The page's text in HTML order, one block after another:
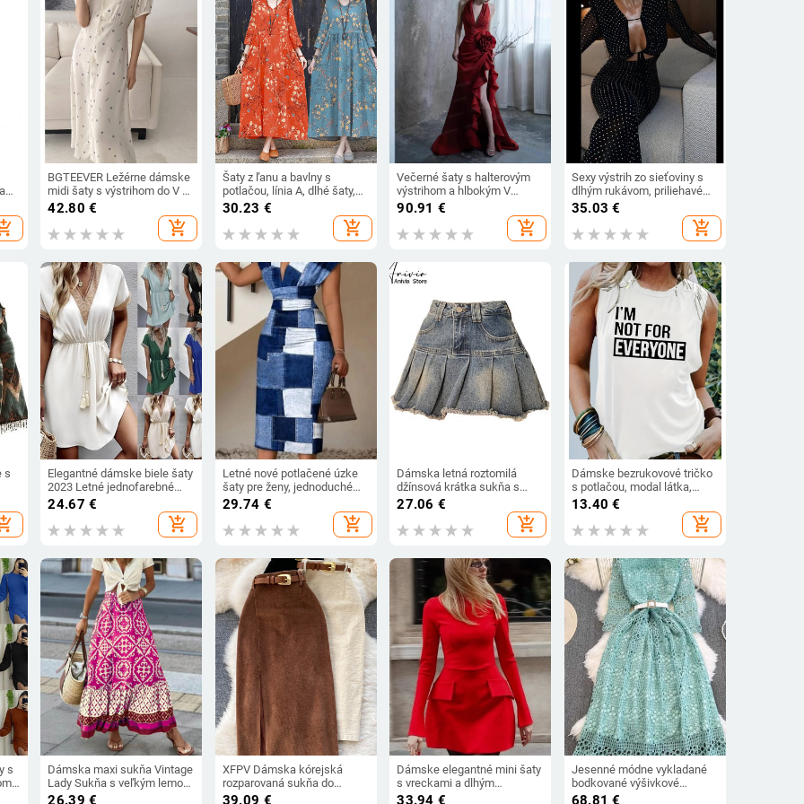
BGTEEVER Ležérne dámske
midi šaty s výstrihom do V a
krátkym rukávom 2021
Letné nové módne dámske
šaty s úzkym pásom a
šnurovaním na šnurovanie
42.80 €
add_shopping_cart
Šaty z ľanu a bavlny s
potlačou, línia A, dlhé šaty,
okrúhly výstrih, krátke
rukávy, voľný pás, patchwork
retro štýl, 70–80% bavlna,
30.23 €
add_shopping_cart
Večerné šaty s halterovým
výstrihom a hlbokým V
výstrihom, bez rukávov,
polyesterová tkanina, leto
2024
90.91 €
add_shopping_cart
Sexy výstrih zo sieťoviny s
dlhým rukávom, priliehavé
maxi šaty pre ženy, trblietavé
jar/jeseň 2023, elegantné
narodeninové oblečenie
35.03 €
add_shopping_cart
s
Elegantné dámske biele šaty
2023 Letné jednofarebné
krátke rukávy s čipkou a
výstrihom do V, dámske
plážové midi šaty, veľkosť S-
24.67 €
add_shopping_cart
Letné nové potlačené úzke
šaty pre ženy, jednoduché
mriežkové hlboké výstrih do
V, sexy zabalené boky,
stredne dlhé šaty, letné
29.74 €
add_shopping_cart
Dámska letná roztomilá
džínsová krátka sukňa s
vysokým pásom, ležérna
áčková skladaná sukňa v
kórejskom štýle s okrajmi
27.06 €
add_shopping_cart
Dámske bezrukovové tričko
s potlačou, modal látka,
obsah polyesteru <30%, jar
13.40 €
add_shopping_cart
s
Dámska maxi sukňa Vintage
Lady Sukňa s veľkým lemom
a vysokým pásom
26.39 €
XFPV Dámska kórejská
rozparovaná sukňa do
polovice lýtok s vysokým
39.09 €
Dámske elegantné mini šaty
s vreckami a dlhým
rukávom, elegantný rolák,
33.94 €
Jesenné módne vykladané
bodkované výšivkové
čipkované šaty s dlhým
68.81 €